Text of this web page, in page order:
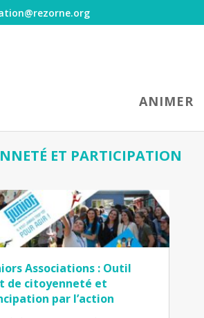
ANIMER
ET PARTICIPATION
Associations : Outil
de citoyenneté et
par l’action